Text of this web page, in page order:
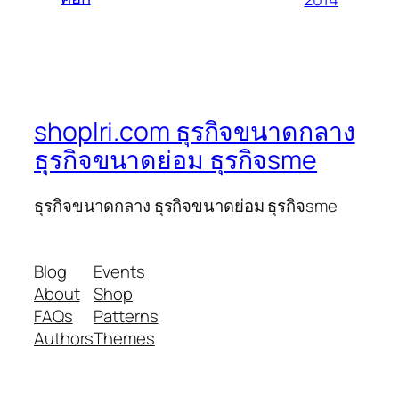
shoplri.com ธุรกิจขนาดกลาง
ธุรกิจขนาดย่อม ธุรกิจsme
ธุรกิจขนาดกลาง ธุรกิจขนาดย่อม ธุรกิจsme
Blog
About
FAQs
Authors
Events
Shop
Patterns
Themes